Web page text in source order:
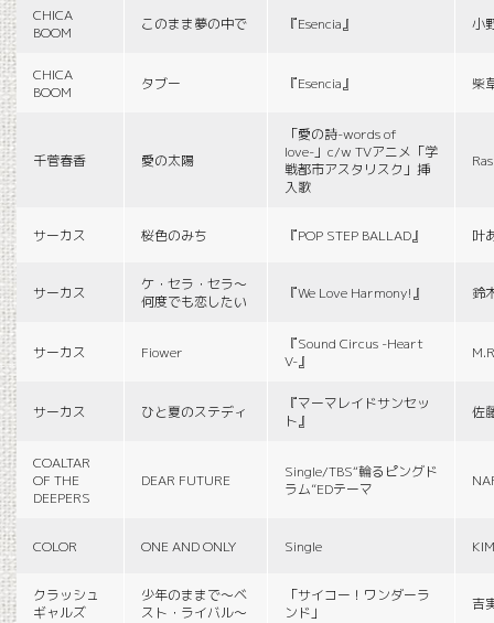
CHICA
BOOM
このまま夢の中で 『Esencia』 小
CHICA
BOOM
タブー 『Esencia』 柴
千菅春香 愛の太陽
「愛の詩-words of
love-」c/w TVアニメ「学
戦都市アスタリスク」挿
入歌
サーカス 桜色のみち 『POP STEP BALLAD』 叶
サーカス
ケ・セラ・セラ〜
何度でも恋したい
『We Love Harmony!』 鈴
サーカス Fiower
『Sound Circus -Heart
V-』
サーカス ひと夏のステディ
『マーマレイドサンセッ
ト』
佐
COALTAR
OF THE
DEEPERS
DEAR FUTURE
Single/TBS“輪るピングド
ラム”EDテーマ
COLOR ONE AND ONLY Single
クラッシュ
ギャルズ
少年のままで〜ベ
スト・ライバル〜
「サイコー！ワンダーラ
ンド」
吉